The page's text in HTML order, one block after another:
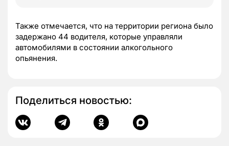
Также отмечается, что на территории региона было
задержано 44 водителя, которые управляли
автомобилями в состоянии алкогольного
опьянения.
Поделиться новостью: